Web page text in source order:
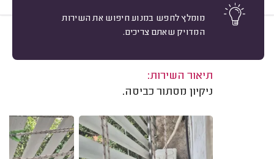
מומלץ לחפש במנוע חיפוש את השירות
המדויק שאתם צריכים.
עידן פורמן, רמת גן.
תיאור השירות:
ניקיון מסתור כביסה.